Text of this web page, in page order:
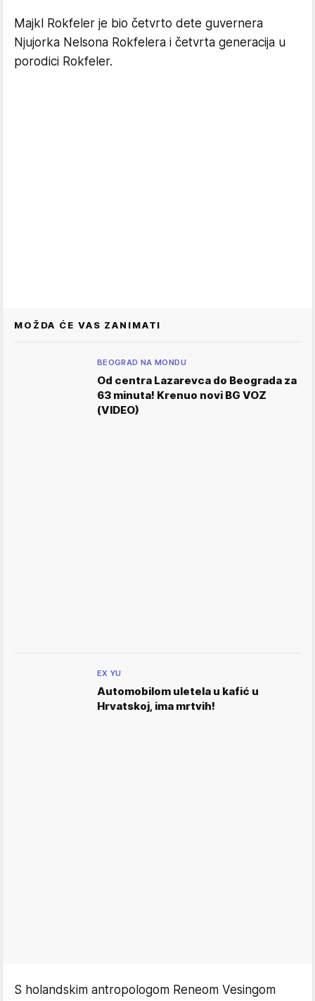
Majkl Rokfeler je bio četvrto dete guvernera
Njujorka Nelsona Rokfelera i četvrta generacija u
porodici Rokfeler.
MOŽDA ĆE VAS ZANIMATI
BEOGRAD NA MONDU
Od centra Lazarevca do Beograda za
63 minuta! Krenuo novi BG VOZ
(VIDEO)
EX YU
Automobilom uletela u kafić u
Hrvatskoj, ima mrtvih!
S holandskim antropologom Reneom Vesingom